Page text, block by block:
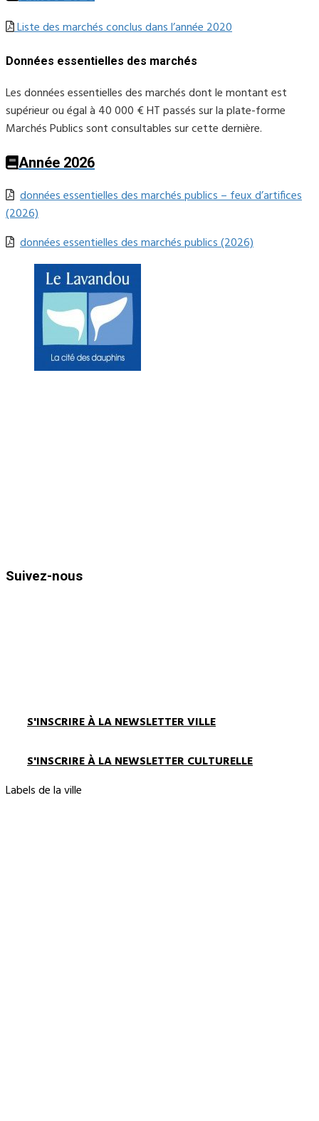
Liste des marchés conclus dans l’année 2020
Données essentielles des marchés
Les données essentielles des marchés dont le montant est
supérieur ou égal à 40 000 € HT passés sur la plate-forme
Marchés Publics sont consultables sur cette dernière.
Année 2026
données essentielles des marchés publics – feux d’artifices
(2026)
données essentielles des marchés publics (2026)
Suivez-nous
S'INSCRIRE À LA NEWSLETTER VILLE
S'INSCRIRE À LA NEWSLETTER CULTURELLE
Labels de la ville